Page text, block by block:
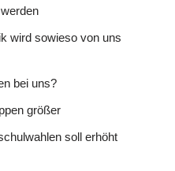
wird sowieso von uns
bei uns?
größer
soll erhöht